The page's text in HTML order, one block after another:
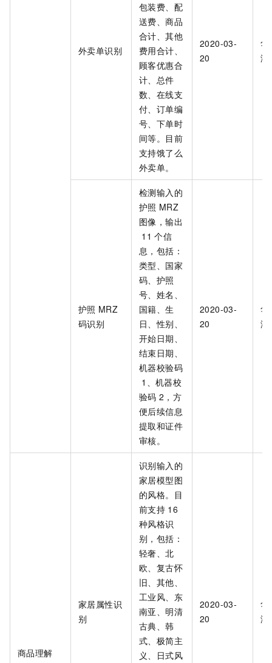
外卖单识别
包装费、配
送费、商品
合计、其他
费用合计、
顾客优惠合
计、总件
数、在线支
付、订单编
号、下单时
间等。目前
支持饿了么
外卖单。
2020-03-
20
华
海
护照 MRZ
码识别
检测输入的
护照 MRZ
图像，输出
11 个信
息，包括：
类型、国家
码、护照
号、姓名、
国籍、生
日、性别、
开始日期、
结束日期、
机器校验码
1、机器校
验码 2，方
便后续信息
提取和证件
审核。
2020-03-
20
华
海
商品理解
家居属性识
别
识别输入的
家居模型图
的风格。目
前支持 16
种风格识
别，包括：
轻奢、北
欧、复古怀
旧、其他、
工业风、东
南亚、明清
古典、韩
式、极简主
义、日式风
2020-03-
20
华
海